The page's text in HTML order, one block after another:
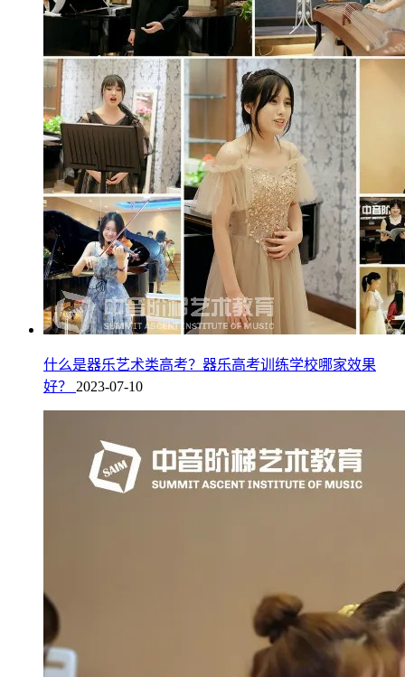
什么是器乐艺术类高考？器乐高考训练学校哪家效果
好？ 2023-07-10